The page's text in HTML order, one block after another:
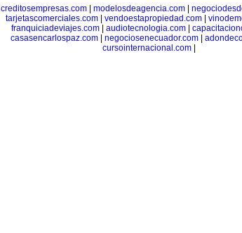
creditosempresas.com| modelosdeagencia.com|
tarjetascomerciales.com| vendoestapropiedad.com|
franquiciadeviajes.com| audiotecnologia.com|
casasencarlospaz.com| negociosenecuador.com|
cursointernacional.com|